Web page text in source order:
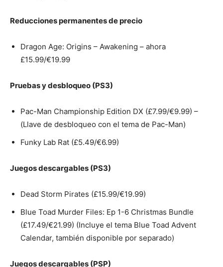
Reducciones permanentes de precio
Dragon Age: Origins – Awakening – ahora
£15.99/€19.99
Pruebas y desbloqueo (PS3)
Pac-Man Championship Edition DX (£7.99/€9.99) –
(Llave de desbloqueo con el tema de Pac-Man)
Funky Lab Rat (£5.49/€6.99)
Juegos descargables (PS3)
Dead Storm Pirates (£15.99/€19.99)
Blue Toad Murder Files: Ep 1-6 Christmas Bundle
(£17.49/€21.99) (Incluye el tema Blue Toad Advent
Calendar, también disponible por separado)
Juegos descargables (PSP)